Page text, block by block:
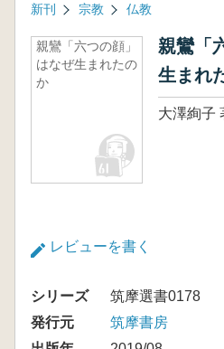
新刊 宗教 仏教
親鸞「六つの顔」
はなぜ生まれたの
か
親鸞「
生まれ
大澤絢子
レビューを書く
シリーズ
筑摩選書0178
発行元
筑摩書房